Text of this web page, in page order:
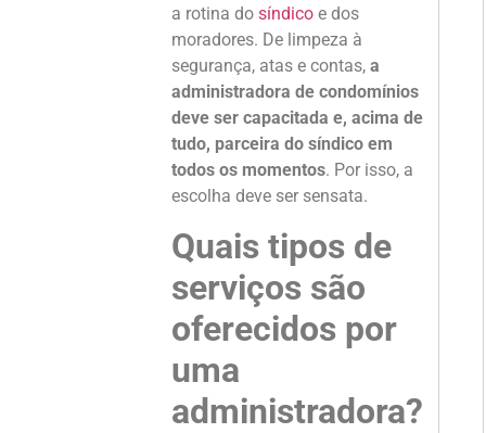
a rotina dosíndico e dos
moradores. De limpeza à
segurança, atas e contas,a
administradora de condomínios
deve ser capacitada e, acima de
tudo, parceira do síndico em
todos os momentos. Por isso, a
escolha deve ser sensata.
Quais tipos de
serviços são
oferecidos por
uma
administradora?